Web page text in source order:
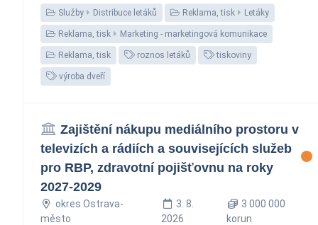
Služby Distribuce letáků Reklama, tisk Letáky
Reklama, tisk Marketing - marketingová komunikace
Reklama, tisk roznos letáků tiskoviny
výroba dveří
Zajištění nákupu mediálního prostoru v
televizích a rádiích a souvisejících služeb
pro RBP, zdravotní pojišťovnu na roky
2027-2029
okres Ostrava-
město
3. 8.
2026
3 000 000
korun